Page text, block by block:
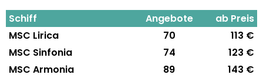
Schiff Angebote
ab Preis
MSC Lirica
70
113 €
MSC Sinfonia
74
123 €
MSC Armonia
89
143 €